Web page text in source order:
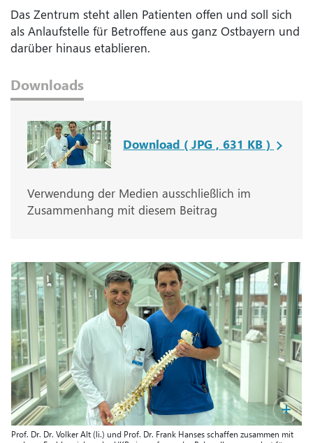
Das Zentrum steht allen Patienten offen und soll sich
als Anlaufstelle für Betroffene aus ganz Ostbayern und
darüber hinaus etablieren.
Downloads
Download ( JPG , 631 KB )
Verwendung der Medien ausschließlich im
Zusammenhang mit diesem Beitrag
Prof. Dr. Dr. Volker Alt (li.) und Prof. Dr. Frank Hanses schaffen zusammen mit